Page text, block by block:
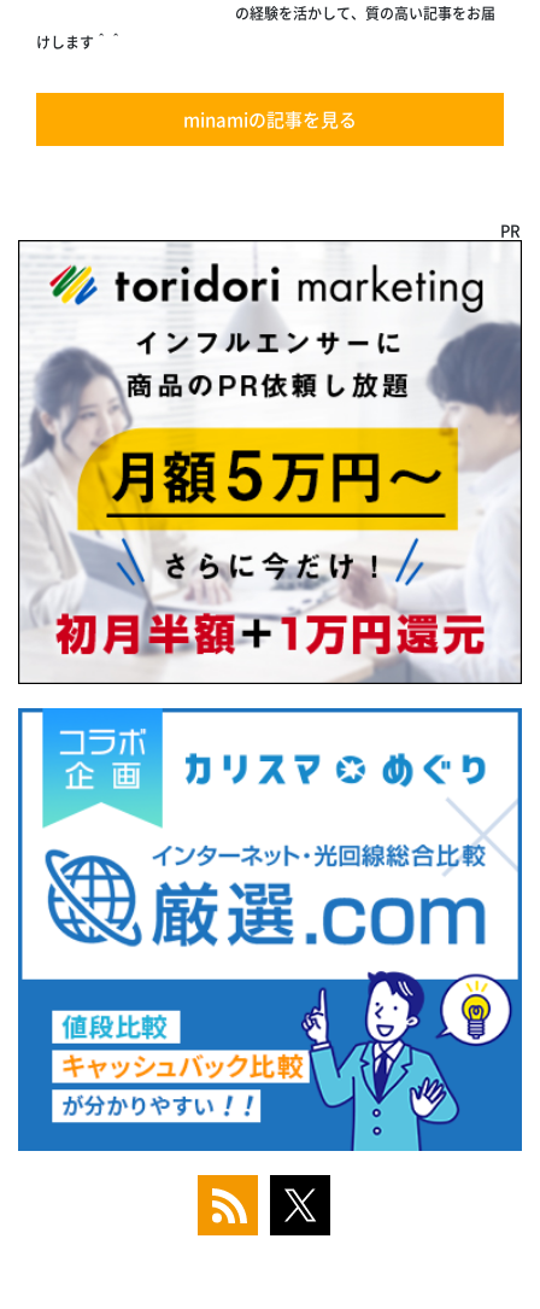
の経験を活かして、質の高い記事をお届
けします＾＾
minamiの記事を見る
PR